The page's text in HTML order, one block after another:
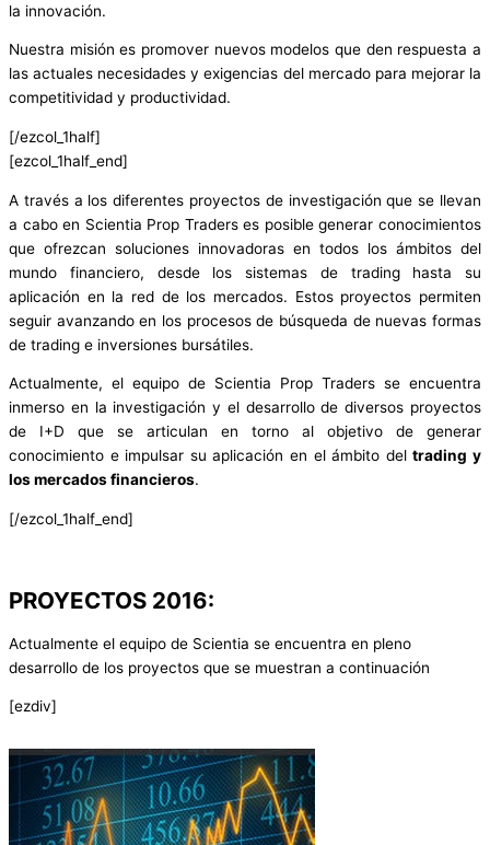
la innovación.
Nuestra misión es promover nuevos modelos que den respuesta a
las actuales necesidades y exigencias del mercado para mejorar la
competitividad y productividad.
[/ezcol_1half]
[ezcol_1half_end]
A través a los diferentes proyectos de investigación que se llevan
a cabo en Scientia Prop Traders es posible generar conocimientos
que ofrezcan soluciones innovadoras en todos los ámbitos del
mundo financiero, desde los sistemas de trading hasta su
aplicación en la red de los mercados. Estos proyectos permiten
seguir avanzando en los procesos de búsqueda de nuevas formas
de trading e inversiones bursátiles.
Actualmente, el equipo de Scientia Prop Traders se encuentra
inmerso en la investigación y el desarrollo de diversos proyectos
de I+D que se articulan en torno al objetivo de generar
conocimiento e impulsar su aplicación en el ámbito deltrading y
los mercados financieros.
[/ezcol_1half_end]
PROYECTOS 2016:
Actualmente el equipo de Scientia se encuentra en pleno
desarrollo de los proyectos que se muestran a continuación
[ezdiv]